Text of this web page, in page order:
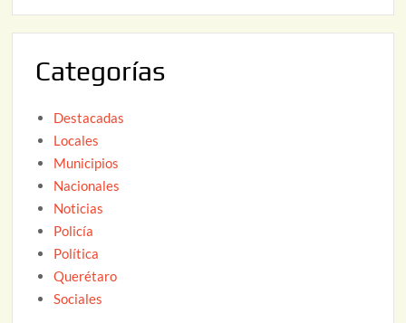
Categorías
Destacadas
Locales
Municipios
Nacionales
Noticias
Policía
Política
Querétaro
Sociales